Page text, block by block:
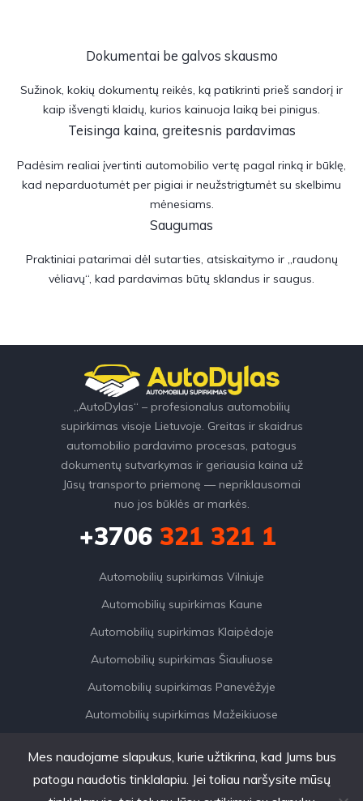
Dokumentai be galvos skausmo
Sužinok, kokių dokumentų reikės, ką patikrinti prieš sandorį ir
kaip išvengti klaidų, kurios kainuoja laiką bei pinigus.
Teisinga kaina, greitesnis pardavimas
Padėsim realiai įvertinti automobilio vertę pagal rinką ir būklę,
kad neparduotumėt per pigiai ir neužstrigtumėt su skelbimu
mėnesiams.
Saugumas
Praktiniai patarimai dėl sutarties, atsiskaitymo ir „raudonų
vėliavų“, kad pardavimas būtų sklandus ir saugus.
„AutoDylas“ – profesionalus automobilių
supirkimas visoje Lietuvoje. Greitas ir skaidrus
automobilio pardavimo procesas, patogus
dokumentų sutvarkymas ir geriausia kaina už
Jūsų transporto priemonę — nepriklausomai
nuo jos būklės ar markės.
+3706321 321 1
Automobilių supirkimas Vilniuje
Automobilių supirkimas Kaune
Automobilių supirkimas Klaipėdoje
Automobilių supirkimas Šiauliuose
Automobilių supirkimas Panevėžyje
Automobilių supirkimas Mažeikiuose
Mes naudojame slapukus, kurie užtikrina, kad Jums bus
patogu naudotis tinklalapiu. Jei toliau naršysite mūsų